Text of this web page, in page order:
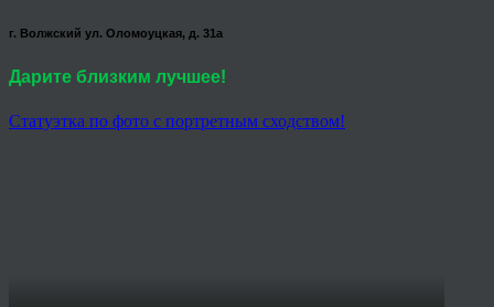
г. Волжский ул. Оломоуцкая, д. 31а
Дарите близким лучшее!
Статуэтка по фото с портретным сходством!